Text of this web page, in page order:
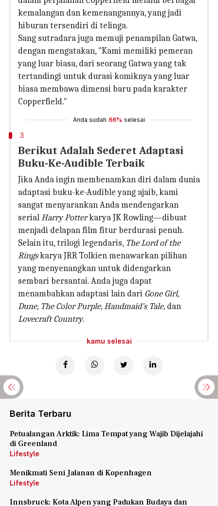
kemalangan dan kemenangannya, yang jadi
hiburan tersendiri di telinga.
Sang sutradara juga memuji penampilan Gatwa,
dengan mengatakan, "Kami memiliki pemeran
yang luar biasa, dari seorang Gatwa yang tak
tertandingi untuk durasi komiknya yang luar
biasa membawa dimensi baru pada karakter
Copperfield."
Anda sudah 66% selesai
3
Berikut Adalah Sederet Adaptasi
Buku-Ke-Audible Terbaik
Jika Anda ingin membenamkan diri dalam dunia
adaptasi buku-ke-Audible yang ajaib, kami
sangat menyarankan Anda mendengarkan
serialHarry Potterkarya JK Rowling—dibuat
menjadi delapan film fitur berdurasi penuh.
Selain itu, trilogi legendaris, The Lord of the
Ringskarya JRR Tolkien menawarkan pilihan
yang menyenangkan untuk didengarkan
sembari bersantai. Anda juga dapat
menambahkan adaptasi lain dari Gone Girl,
Dune, The Color Purple, Handmaid's Tale, dan
Lovecraft Country.
kamu selesai
Berita Terbaru
Petualangan Arktik: Lima Tempat yang Wajib Dijelajahi
di Greenland
Lifestyle
Menikmati Seni Jalanan di Kopenhagen
Lifestyle
Innsbruck: Kota Alpen yang Padukan Budaya dan